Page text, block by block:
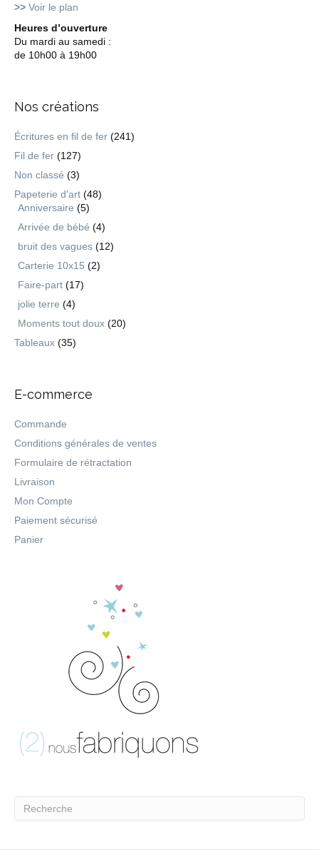
>> Voir le plan
Heures d’ouverture
Du mardi au samedi :
de 10h00 à 19h00
Nos créations
Écritures en fil de fer (241)
Fil de fer (127)
Non classé (3)
Papeterie d'art (48)
Anniversaire (5)
Arrivée de bébé (4)
bruit des vagues (12)
Carterie 10x15 (2)
Faire-part (17)
jolie terre (4)
Moments tout doux (20)
Tableaux (35)
E-commerce
Commande
Conditions générales de ventes
Formulaire de rétractation
Livraison
Mon Compte
Paiement sécurisé
Panier